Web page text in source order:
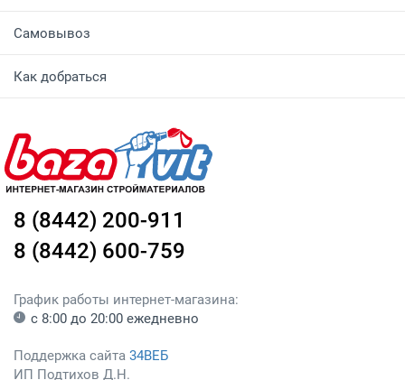
Самовывоз
Как добраться
8 (8442) 200-911
8 (8442) 600-759
График работы интернет-магазина:
с 8:00 до 20:00 ежедневно
Поддержка сайта 34ВЕБ
ИП Подтихов Д.Н.